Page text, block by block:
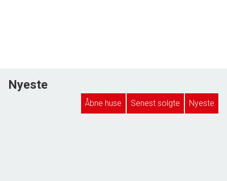
Nyeste
Åbne huse Senest solgte Nyeste